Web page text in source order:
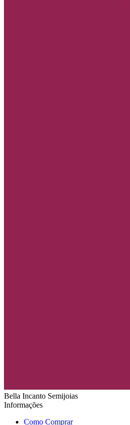
Bella Incanto Semijoias
Informações
Como Comprar